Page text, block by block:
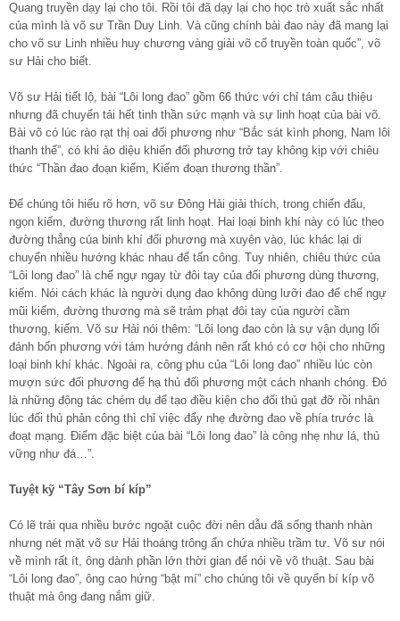
Quang truyền dạy lại cho tôi. Rồi tôi đã dạy lại cho học trò xuất sắc nhất
của mình là võ sư Trần Duy Linh. Và cũng chính bài đao này đã mang lại
cho võ sư Linh nhiều huy chương vàng giải võ cổ truyền toàn quốc”, võ
sư Hải cho biết.
Võ sư Hải tiết lộ, bài “Lôi long đao” gồm 66 thức với chỉ tám câu thiệu
nhưng đã chuyển tải hết tinh thần sức mạnh và sự linh hoạt của bài võ.
Bài võ có lúc rào rạt thị oai đối phương như “Bắc sát kình phong, Nam lôi
thanh thế”, có khi ảo diệu khiến đối phương trở tay không kịp với chiêu
thức “Thần đao đoạn kiếm, Kiếm đoạn thương thần”.
Để chúng tôi hiểu rõ hơn, võ sư Đông Hải giải thích, trong chiến đấu,
ngọn kiếm, đường thương rất linh hoạt. Hai loại binh khí này có lúc theo
đường thẳng của binh khí đối phương mà xuyên vào, lúc khác lại di
chuyển nhiều hướng khác nhau để tấn công. Tuy nhiên, chiêu thức của
“Lôi long đao” là chế ngự ngay từ đôi tay của đối phương dùng thương,
kiếm. Nói cách khác là người dụng đao không dùng lưỡi đao để chế ngự
mũi kiếm, đường thương mà sẽ trảm phạt đôi tay của người cầm
thương, kiếm. Võ sư Hải nói thêm: “Lôi long đao còn là sự vận dụng lối
đánh bốn phương với tám hướng đánh nên rất khó có cơ hội cho những
loại binh khí khác. Ngoài ra, công phu của “Lôi long đao” nhiều lúc còn
mượn sức đối phương để hạ thủ đối phương một cách nhanh chóng. Đó
là những động tác chém dụ để tạo điều kiện cho đối thủ gạt đỡ rồi nhân
lúc đối thủ phản công thì chỉ việc đẩy nhẹ đường đao về phía trước là
đoạt mạng. Điểm đặc biệt của bài “Lôi long đao” là công nhẹ như lá, thủ
vững như đá…”.
Tuyệt kỹ “Tây Sơn bí kíp”
Có lẽ trải qua nhiều bước ngoặt cuộc đời nên dẫu đã sống thanh nhàn
nhưng nét mặt võ sư Hải thoáng trông ẩn chứa nhiều trầm tư. Võ sư nói
về mình rất ít, ông dành phần lớn thời gian để nói về võ thuật. Sau bài
“Lôi long đao”, ông cao hứng “bật mí” cho chúng tôi về quyển bí kíp võ
thuật mà ông đang nắm giữ.